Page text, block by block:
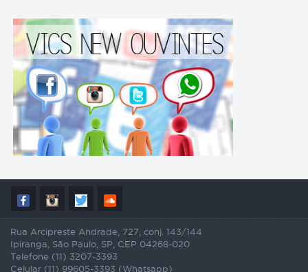
Rua Arcipreste Andrade, 727, conj. 143/144
Ipiranga, São Paulo, SP, CEP 04268-020
Telefone (11) 3207-3393
Celular (11) 99605-3393 (Whatsapp)